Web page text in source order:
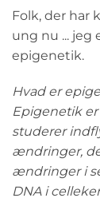
Folk, der har
ung nu ... jeg
epigenetik.
Hvad er
Epigenetik
studerer
ændringer,
ændringer i
DNA i